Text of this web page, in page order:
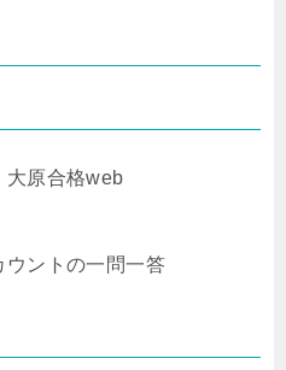
原合格web
ウントの一問一答